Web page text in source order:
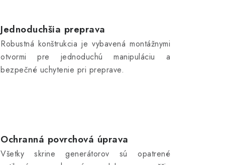
Jednoduchšia preprava
Robustná konštrukcia je vybavená montážnymi
otvormi pre jednoduchú manipuláciu a
bezpečné uchytenie pri preprave.
Ochranná povrchová úprava
Všetky skrine generátorov sú opatrené